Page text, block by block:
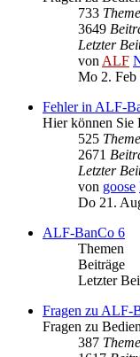
733
3649
Letzter
vonALF
Mo 2. Feb
Fehler in ALF-
Hier können Sie
525
2671
Letzter
von goose
Do 21.
ALF-BanCo 6
Themen
Beiträge
Letzter
Fragen zu ALF-
Fragen zu
387